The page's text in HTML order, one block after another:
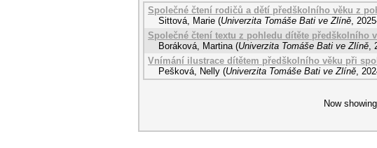
Společné čtení rodičů a dětí předškolního věku z
Sittová, Marie (Univerzita Tomáše Bati ve Zlíně,
Společné čtení textu z pohledu dítěte předškolního
Boráková, Martina (Univerzita Tomáše Bati ve Zlíně,
Vnímání ilustrace dítětem předškolního věku při
Pešková, Nelly (Univerzita Tomáše Bati ve Zlíně,
Now